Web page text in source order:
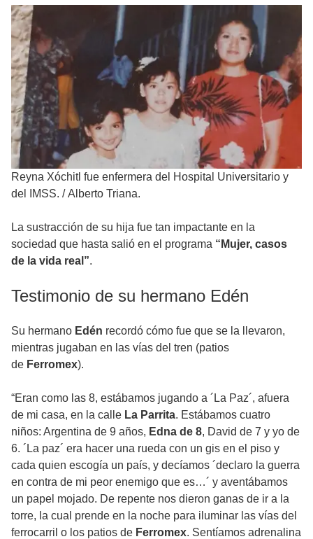
Reyna Xóchitl fue enfermera del Hospital Universitario y
del IMSS. /Alberto Triana.
La sustracción de su hija fue tan impactante en la
sociedad que hasta salió en el programa “Mujer, casos
de la vida real”.
Testimonio de su hermano Edén
Su hermano Edén recordó cómo fue que se la llevaron,
mientras jugaban en las vías del tren (patios
de Ferromex).
“Eran como las 8, estábamos jugando a ´La Paz´, afuera
de mi casa, en la calle La Parrita. Estábamos cuatro
niños: Argentina de 9 años, Edna de 8, David de 7 y yo de
6. ´La paz´ era hacer una rueda con un gis en el piso y
cada quien escogía un país, y decíamos ´declaro la guerra
en contra de mi peor enemigo que es…´ y aventábamos
un papel mojado. De repente nos dieron ganas de ir a la
torre, la cual prende en la noche para iluminar las vías del
ferrocarril o los patios de Ferromex. Sentíamos adrenalina